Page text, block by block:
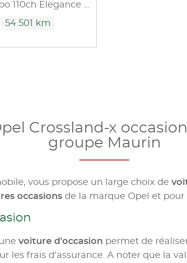
1.2 Turbo 110ch Elegance 6cv
54 501 km
Crossland-x
groupe Maurin
vous propose un large choix de
occasions de la marque Opel et pour
voiture d'occasion permet de
les frais d'assurance. A noter que la